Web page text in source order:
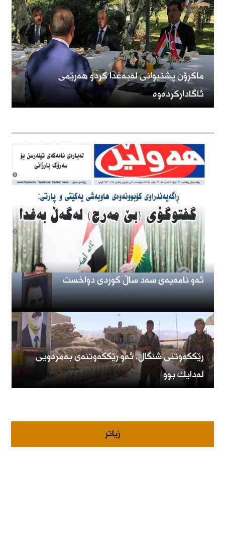
ماكرۆن پشتیوانی لەبەغدا كردو هەرێمی
ئاگاداركردەوە
ئەو نامەیەی سەد ساڵ کوردی دواخست
رێككەوتنی شنگال، ئەو رێككەوتنەی بەمردویی
لەدایك بوو
زیاتر